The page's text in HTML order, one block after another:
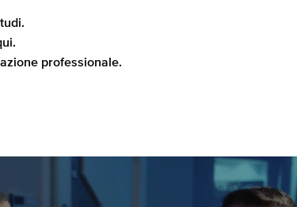
professionale.